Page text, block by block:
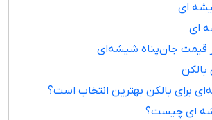
ای
ای
قیمت جان‌پناه شیشه‌ای
برای بالکن بهترین انتخاب است؟
ای چیست؟